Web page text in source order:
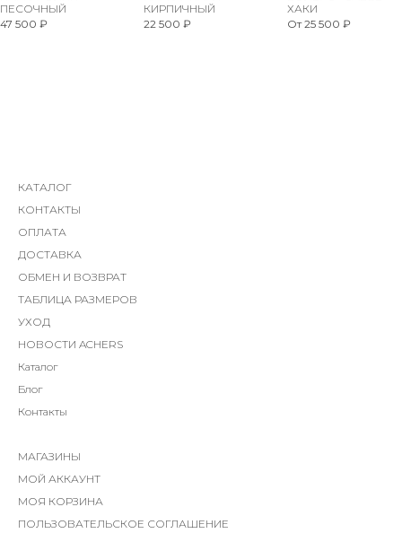
ПЕСОЧНЫЙ
47 500 ₽
КИРПИЧНЫЙ
22 500 ₽
ХАКИ
От 25 500 ₽
КАТАЛОГ
КОНТАКТЫ
ОПЛАТА
ДОСТАВКА
ОБМЕН И ВОЗВРАТ
ТАБЛИЦА РАЗМЕРОВ
УХОД
НОВОСТИ ACHERS
Каталог
Блог
Контакты
МАГАЗИНЫ
МОЙ АККАУНТ
МОЯ КОРЗИНА
ПОЛЬЗОВАТЕЛЬСКОЕ СОГЛАШЕНИЕ